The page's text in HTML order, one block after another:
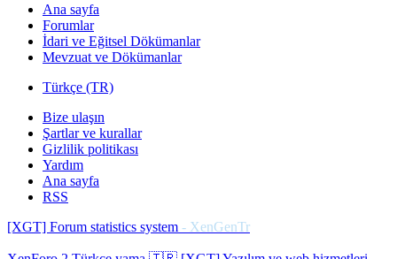
Ana sayfa
Forumlar
İdari ve Eğitsel Dökümanlar
Mevzuat ve Dökümanlar
Türkçe (TR)
Bize ulaşın
Şartlar ve kurallar
Gizlilik politikası
Yardım
Ana sayfa
RSS
[XGT] Forum statistics system - XenGenTr